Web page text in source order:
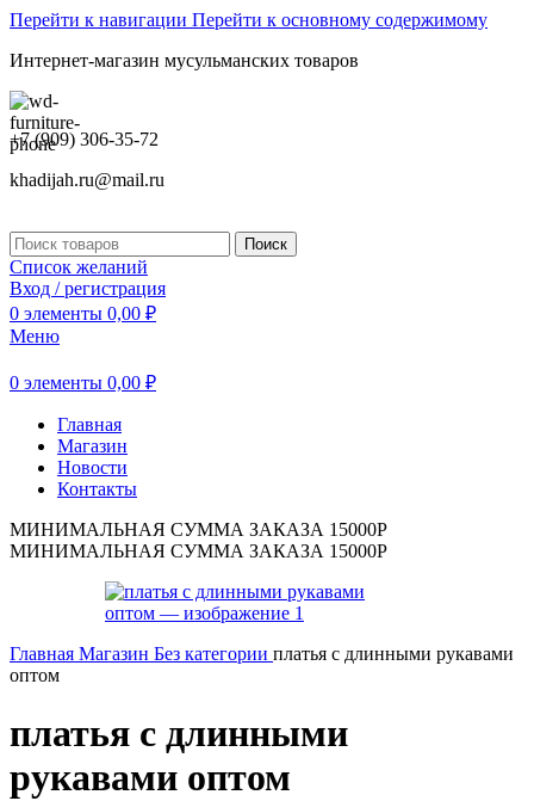
Перейти к навигации Перейти к основному содержимому
Интернет-магазин мусульманских товаров
+7 (909) 306-35-72
khadijah.ru@mail.ru
Поиск
Список желаний
Вход / регистрация
0 элементы 0,00 ₽
Меню
0 элементы 0,00 ₽
Главная
Магазин
Новости
Контакты
МИНИМАЛЬНАЯ СУММА ЗАКАЗА 15000Р
МИНИМАЛЬНАЯ СУММА ЗАКАЗА 15000Р
Главная Магазин Без категории платья с длинными рукавами
оптом
платья с длинными
рукавами оптом